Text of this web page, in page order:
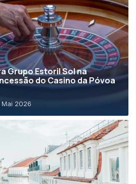
Grupo Estoril Sol na
do Casino da Póvoa
Mai 2026